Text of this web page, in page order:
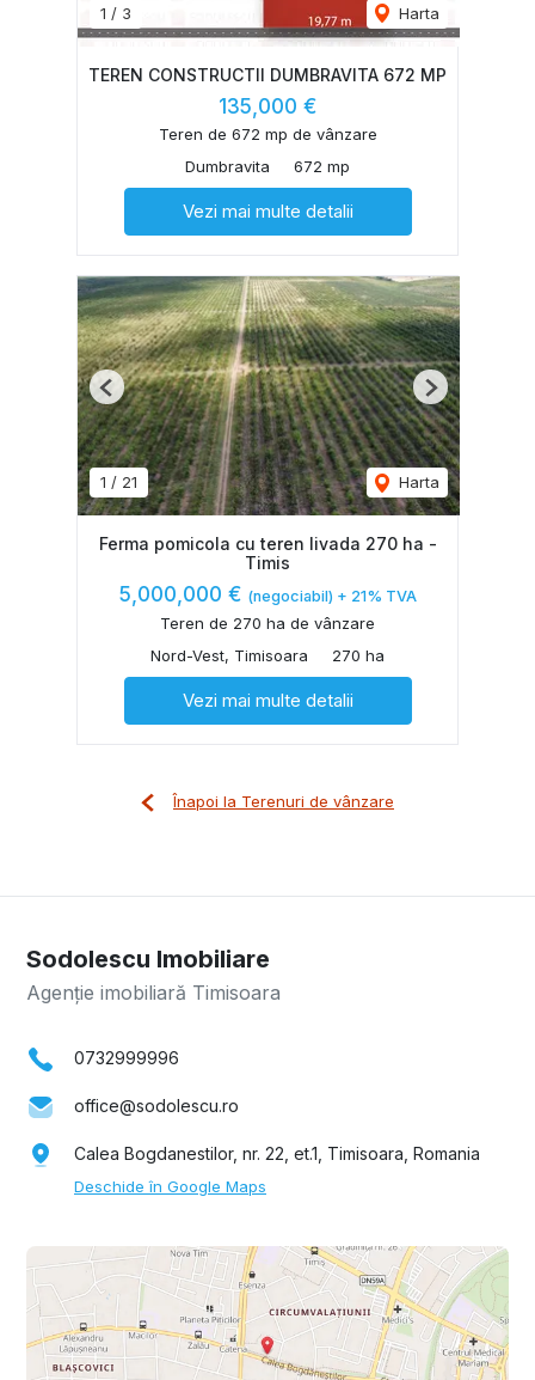
1 / 3 Harta
TEREN CONSTRUCTII DUMBRAVITA 672 MP
135,000 €
Teren de 672 mp de vânzare
Dumbravita
672 mp
Vezi mai multe detalii
1 / 21 Harta
Previous Next
Ferma pomicola cu teren livada 270 ha -
Timis
5,000,000 € (negociabil) + 21% TVA
Teren de 270 ha de vânzare
Nord-Vest, Timisoara
270 ha
Vezi mai multe detalii
Înapoi la Terenuri de vânzare
Sodolescu Imobiliare
Agenție imobiliară Timisoara
0732999996
office@sodolescu.ro
Calea Bogdanestilor, nr. 22, et.1, Timisoara, Romania
Deschide în Google Maps